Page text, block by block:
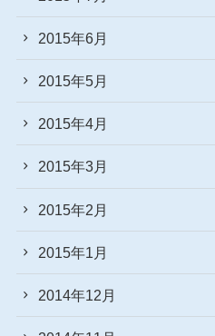
2015年6月
2015年5月
2015年4月
2015年3月
2015年2月
2015年1月
2014年12月